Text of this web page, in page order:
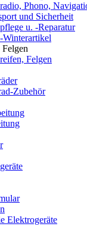
Phono,
und Sicherheit
u. -Reparatur
Winterartikel
Felgen
Zubehör
Elektrogeräte